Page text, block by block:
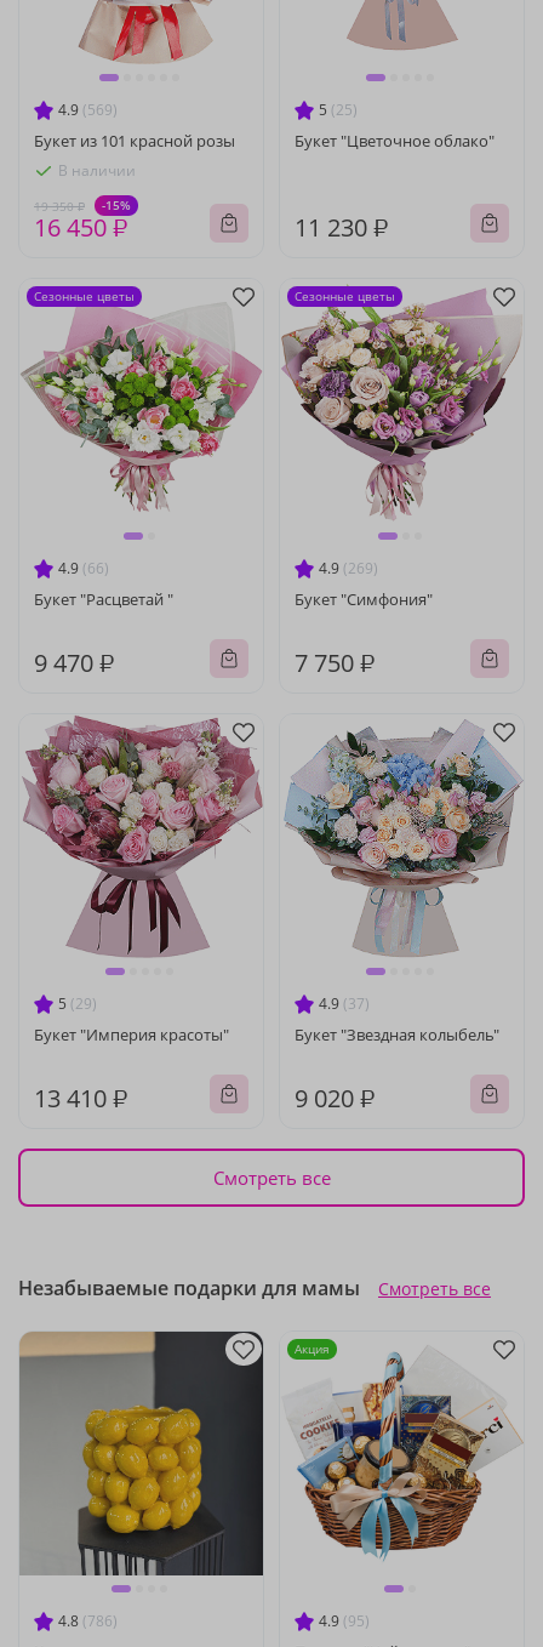
4.9 (569)
Букет из 101 красной розы
В наличии
19 350 ₽ -15%
16 450 ₽
5 (25)
Букет "Цветочное облако"
11 230 ₽
4.9 (66)
Букет "Расцветай "
9 470 ₽
Сезонные цветы
4.9 (269)
Букет "Симфония"
7 750 ₽
Сезонные цветы
5 (29)
Букет "Империя красоты"
13 410 ₽
4.9 (37)
Букет "Звездная колыбель"
9 020 ₽
Смотреть все
Незабываемые подарки для мамы Смотреть все
4.8 (786) 4.9 (95)
Акция